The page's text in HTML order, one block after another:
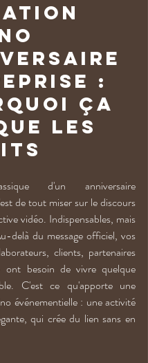
:
ça
les
d'un anniversaire
de tout miser sur le discours
vidéo. Indispensables, mais
delà du message officiel, vos
clients, partenaires
besoin de vivre quelque
C'est ce qu'apporte une
événementielle : une activité
qui crée du lien sans en